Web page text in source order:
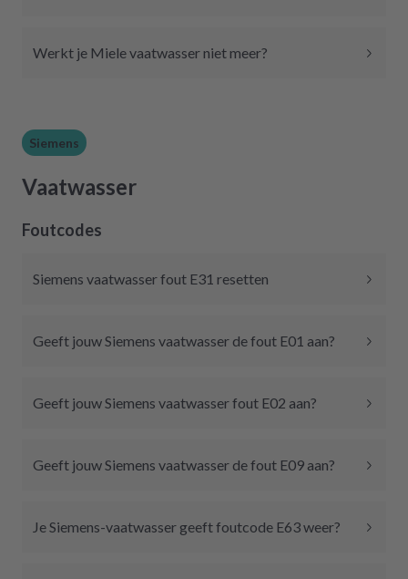
Werkt je Miele vaatwasser niet meer?
Siemens
Vaatwasser
Foutcodes
Siemens vaatwasser fout E31 resetten
Geeft jouw Siemens vaatwasser de fout E01 aan?
Geeft jouw Siemens vaatwasser fout E02 aan?
Geeft jouw Siemens vaatwasser de fout E09 aan?
Je Siemens-vaatwasser geeft foutcode E63 weer?